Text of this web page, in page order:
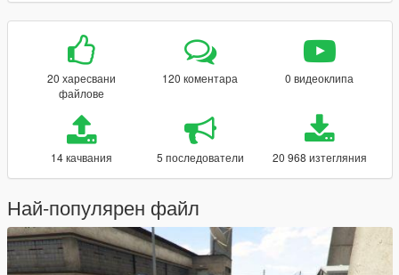
20 харесвани
файлове
120 коментара 0 видеоклипа
14 качвания 5 последователи 20 968 изтегляния
Най-популярен файл